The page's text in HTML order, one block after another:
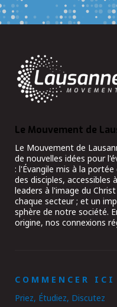
Le Mouvement de
Le Mouvement de
de nouvelles idées pour
: l'Évangile mis à la
des disciples, accessibles
leaders à l'image du
chaque secteur ; et un
sphère de notre société.
origine, nos connexions
COMMENCER ICI
Priez, Étudiez, Discutez